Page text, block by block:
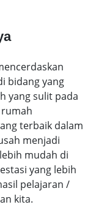
bidang yang
yang sulit pada
terbaik dalam
menjadi
mudah di
yang lebih
pelajaran /
kita.